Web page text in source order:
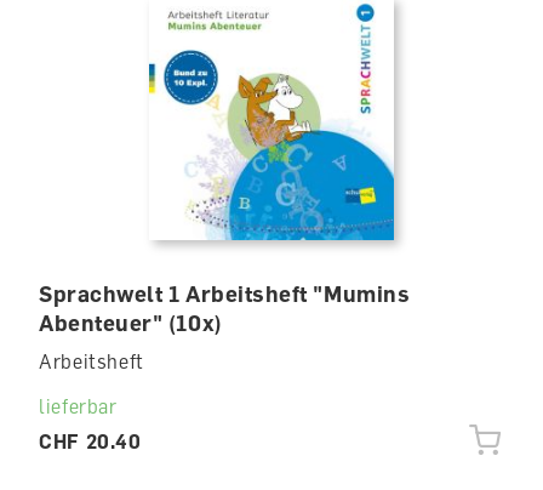
Sprachwelt 1 Arbeitsheft "Mumins
Abenteuer" (10x)
Arbeitsheft
lieferbar
CHF 20.40